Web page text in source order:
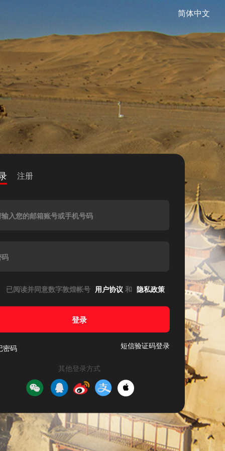
简体中文
注册
入您的邮箱账号或手机号码
已阅读并同意数字敦煌帐号 用户协议 和 隐私政策
登录
密码 短信验证码登录
其他登录方式